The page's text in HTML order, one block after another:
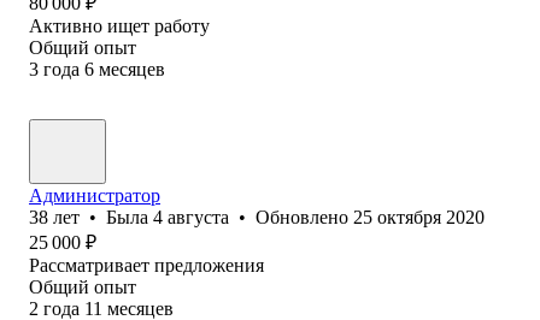
Активно ищет работу
Общий опыт
3 года 6 месяцев
Администратор
38 лет • Была 4 августа • Обновлено 25 октября 2020
25 000 ₽
Рассматривает предложения
Общий опыт
2 года 11 месяцев